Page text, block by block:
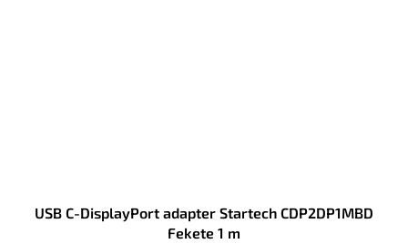
USB C-DisplayPort adapter Startech CDP2DP1MBD
Fekete 1 m